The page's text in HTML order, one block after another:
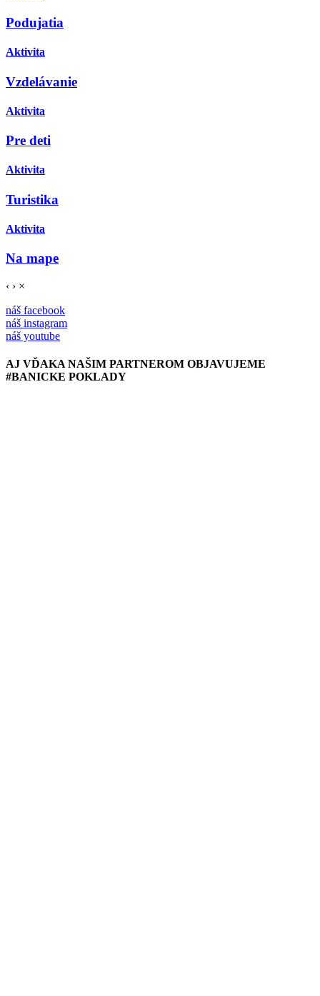
Podujatia
Aktivita
Vzdelávanie
Aktivita
Pre deti
Aktivita
Turistika
Aktivita
Na mape
‹ › ×
náš facebook
náš instagram
náš youtube
AJ VĎAKA NAŠIM PARTNEROM OBJAVUJEME
#BANICKE POKLADY